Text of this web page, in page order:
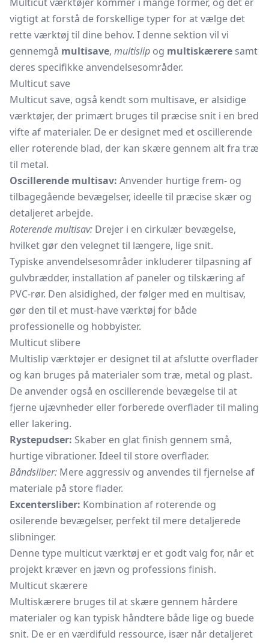
vigtigt at forstå de forskellige typer for at vælge det
rette værktøj til dine behov. I denne sektion vil vi
gennemgå multisave, multislip og multiskærere samt
deres specifikke anvendelsesområder.
Multicut save
Multicut save, også kendt som multisave, er alsidige
værktøjer, der primært bruges til præcise snit i en bred
vifte af materialer. De er designet med et oscillerende
eller roterende blad, der kan skære gennem alt fra træ
til metal.
Oscillerende multisav: Anvender hurtige frem- og
tilbagegående bevægelser, ideelle til præcise skær og
detaljeret arbejde.
Roterende multisav: Drejer i en cirkulær bevægelse,
hvilket gør den velegnet til længere, lige snit.
Typiske anvendelsesområder inkluderer tilpasning af
gulvbrædder, installation af paneler og tilskæring af
PVC-rør. Den alsidighed, der følger med en multisav,
gør den til et must-have værktøj for både
professionelle og hobbyister.
Multicut slibere
Multislip værktøjer er designet til at afslutte overflader
og kan bruges på materialer som træ, metal og plast.
De anvender også en oscillerende bevægelse til at
fjerne ujævnheder eller forberede overflader til maling
eller lakering.
Rystepudser: Skaber en glat finish gennem små,
hurtige vibrationer. Ideel til store overflader.
Båndsliber: Mere aggressiv og anvendes til fjernelse af
materiale på store flader.
Excentersliber: Kombination af roterende og
osilerende bevægelser, perfekt til mere detaljerede
slibninger.
Denne type multicut værktøj er et godt valg for, når et
projekt kræver en jævn og professions finish.
Multicut skærere
Multiskærere bruges til at skære gennem hårdere
materialer og kan typisk håndtere både lige og buede
snit. De er en værdifuld ressource, især når detaljeret